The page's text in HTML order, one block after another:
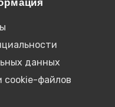
данных
cookie-файлов